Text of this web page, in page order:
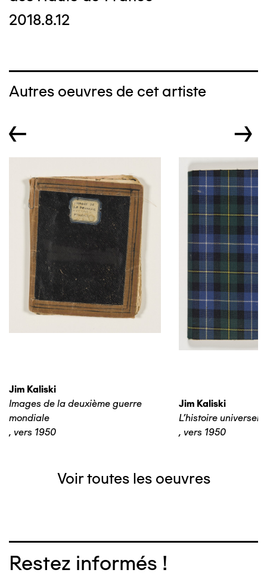
2018.8.12
Autres oeuvres de cet artiste
← →
Jim Kaliski
Images de la deuxième guerre
mondiale
, vers 1950
Jim Kaliski
L’histoire universelle
, vers 1950
Voir toutes les oeuvres
Restez informés !